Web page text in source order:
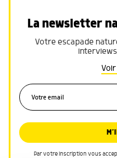
La newsletter
Votre escapade
Par votre inscription vous